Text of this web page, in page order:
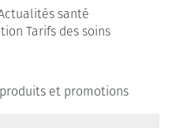
santé
Tarifs des soins
et promotions